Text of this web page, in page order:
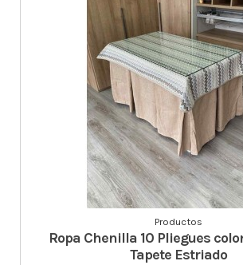
Productos
Ropa Chenilla 10 Pliegues
Tapete Estriado